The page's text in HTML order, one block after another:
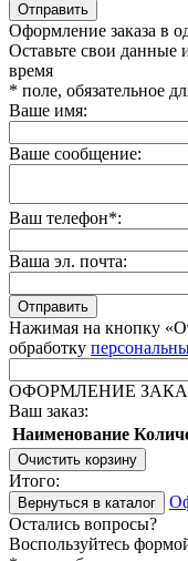
Отправить
Оформление заказа в
Оставьте свои
время
* поле, обязательное
Ваше имя:
Ваше сообщение:
Ваш телефон*:
Ваша эл. почта:
Отправить
Нажимая на кнопку
обработку
ОФОРМЛЕНИЕ
Ваш заказ:
Наименование
Очистить корзину
Итого:
Вернуться в каталог
Остались вопросы?
Воспользуйтесь